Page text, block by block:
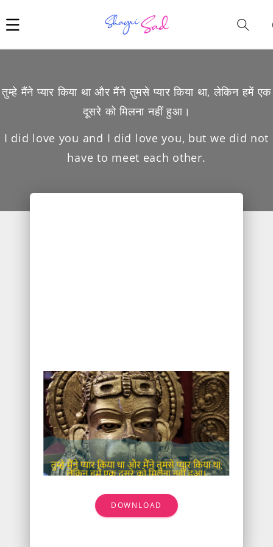
तुम्हे मैंने प्यार किया था और मैंने तुमसे प्यार किया था, लेकिन हमें एक
दूसरे को मिलना नहीं हुआ।
I did love you and I did love you, but we did not
have to meet each other.
DOWNLOAD